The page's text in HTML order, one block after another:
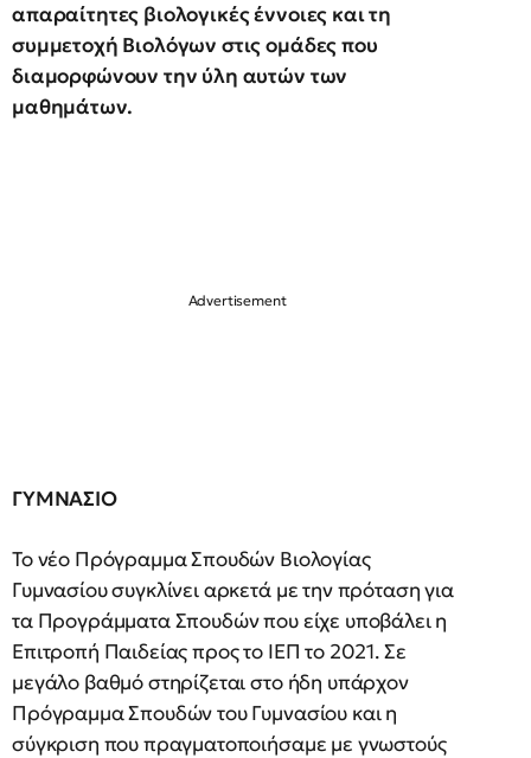
απαραίτητες βιολογικές έννοιες και τη
συμμετοχή Βιολόγων στις ομάδες που
διαμορφώνουν την ύλη αυτών των
μαθημάτων.
ΓΥΜΝΑΣΙΟ
Το νέο Πρόγραμμα Σπουδών Βιολογίας
Γυμνασίου συγκλίνει αρκετά με την πρόταση για
τα Προγράμματα Σπουδών που είχε υποβάλει η
Επιτροπή Παιδείας προς το ΙΕΠ το 2021. Σε
μεγάλο βαθμό στηρίζεται στο ήδη υπάρχον
Πρόγραμμα Σπουδών του Γυμνασίου και η
σύγκριση που πραγματοποιήσαμε με γνωστούς